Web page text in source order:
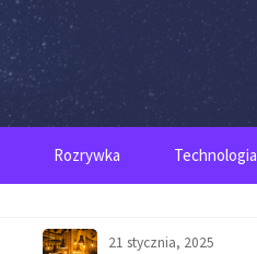
Rozrywka Technologia
21 stycznia, 2025